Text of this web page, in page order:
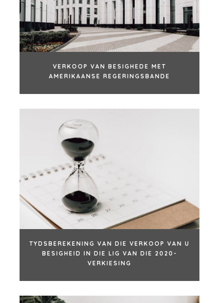
VERKOOP VAN BESIGHEDE MET
AMERIKAANSE REGERINGSBANDE
TYDSBEREKENING VAN DIE VERKOOP VAN U
BESIGHEID IN DIE LIG VAN DIE 2020-
VERKIESING